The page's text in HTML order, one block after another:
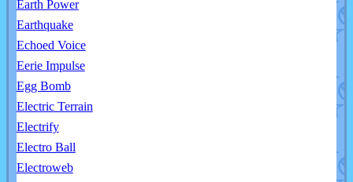
Earth Power
Earthquake
Echoed Voice
Eerie Impulse
Egg Bomb
Electric Terrain
Electrify
Electro Ball
Electroweb